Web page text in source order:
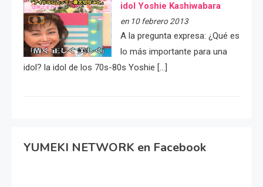
idol Yoshie Kashiwabara
en 10 febrero 2013
A la pregunta expresa: ¿Qué es
lo más importante para una
idol? la idol de los 70s-80s Yoshie […]
YUMEKI NETWORK en Facebook